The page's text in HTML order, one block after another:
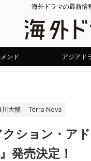
海外ドラマの最新情
ンド アジアド
川大輔 Terra Nova
ション・ア
発売決定！